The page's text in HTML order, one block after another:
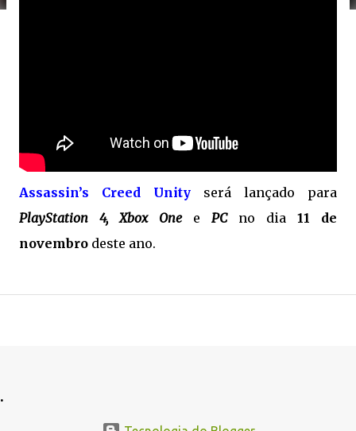
Assassin’s Creed Unity será lançado para
PlayStation 4, Xbox One
e PCno dia 11 de
novembro deste ano.
.